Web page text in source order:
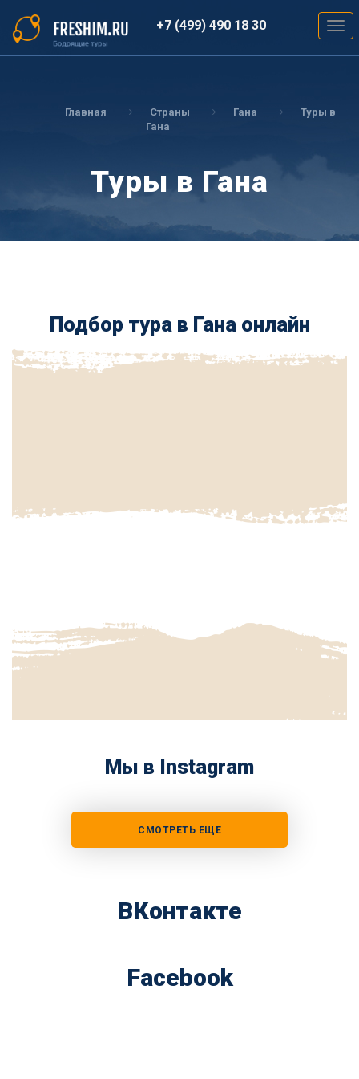
основному
содержанию
+7 (499) 490 18 30
Главная Страны Гана
Туры в
Гана
Туры в Гана
Подбор тура в Гана онлайн
Мы в Instagram
СМОТРЕТЬ ЕЩЕ
ВКонтакте
Facebook